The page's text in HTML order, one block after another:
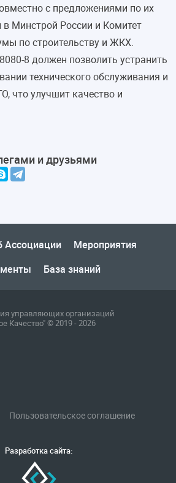
с предложениями по их
Минстрой России и Комитет
по строительству и ЖКХ.
8 должен позволить устранить
технического обслуживания и
что улучшит качество и
и друзьями
Ассоциации
Мероприятия
База знаний
управляющих организаций
Качество" © 2019 - 2026
Пользовательское соглашение
Разработка сайта: